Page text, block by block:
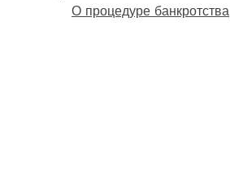
О процедуре банкротства